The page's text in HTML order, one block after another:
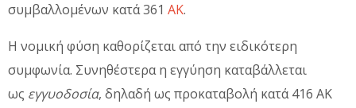
συμβαλλομένων κατά 361 ΑΚ.
Η νομική φύση καθορίζεται από την ειδικότερη
συμφωνία. Συνηθέστερα η εγγύηση καταβάλλεται
ως εγγυοδοσία, δηλαδή ως προκαταβολή κατά 416 ΑΚ